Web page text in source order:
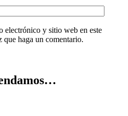
electrónico y sitio web en este
que haga un comentario.